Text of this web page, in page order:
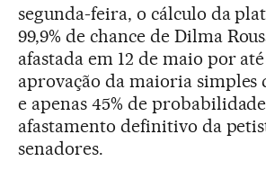
segunda-feira, o cálculo da
99,9% de chance de Dilma
afastada em 12 de maio por
aprovação da maioria simples
e apenas 45% de
afastamento definitivo da
senadores.